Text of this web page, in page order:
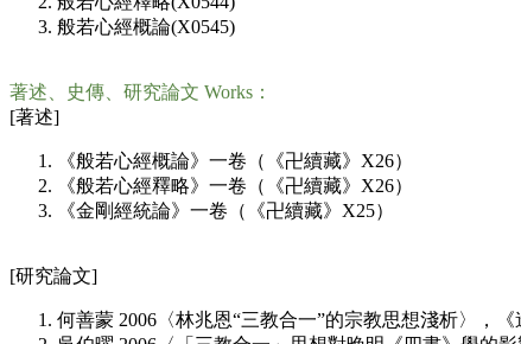
般若心經概論(X0545)
著述、史傳、研究論文 Works：
[著述]
《般若心經概論》一卷（《卍續藏》X26）
《般若心經釋略》一卷（《卍續藏》X26）
《金剛經統論》一卷（《卍續藏》X25）
[研究論文]
何善蒙 2006〈林兆恩“三教合一”的宗教思想淺析〉，《